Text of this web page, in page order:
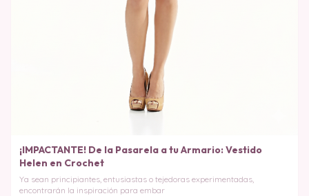
¡IMPACTANTE! De la Pasarela a tu Armario: Vestido
Helen en Crochet
Ya sean principiantes, entusiastas o tejedoras experimentadas,
encontrarán la inspiración para embar